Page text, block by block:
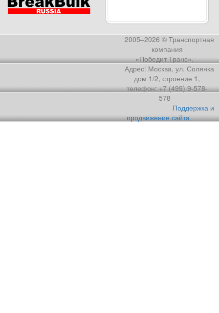
2005–2026 © Транспортная
компания
«Победит Транс».
Адрес: Москва, ул. Солянка
дом 1/2, строение 1,
телефон: +7 (499) 9-578-
578
Поддержка и
продвижение сайта